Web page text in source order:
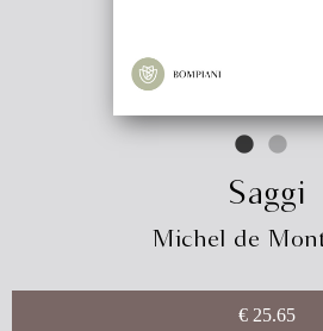
Saggi
Michel de
€ 25.65